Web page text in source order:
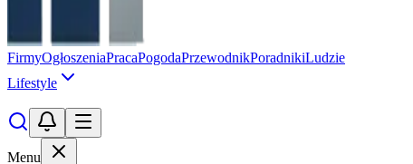
FirmyOgłoszeniaPracaPogodaPrzewodnikPoradnikiLudzie
Lifestyle
Menu